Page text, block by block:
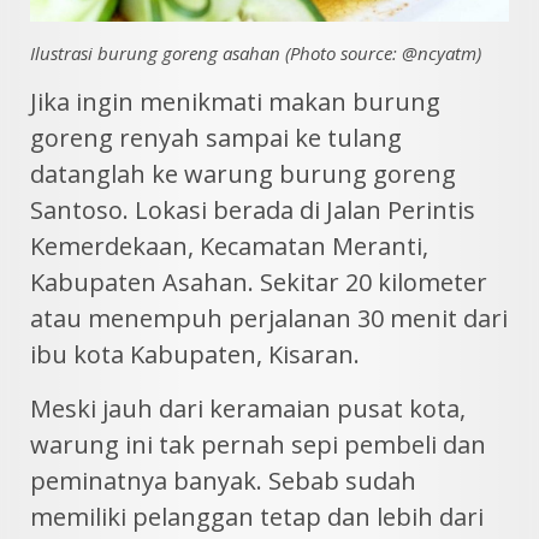
Ilustrasi burung goreng asahan (Photo source: @ncyatm)
Jika ingin menikmati makan burung
goreng renyah sampai ke tulang
datanglah ke warung burung goreng
Santoso. Lokasi berada di Jalan Perintis
Kemerdekaan, Kecamatan Meranti,
Kabupaten Asahan. Sekitar 20 kilometer
atau menempuh perjalanan 30 menit dari
ibu kota Kabupaten, Kisaran.
Meski jauh dari keramaian pusat kota,
warung ini tak pernah sepi pembeli dan
peminatnya banyak. Sebab sudah
memiliki pelanggan tetap dan lebih dari